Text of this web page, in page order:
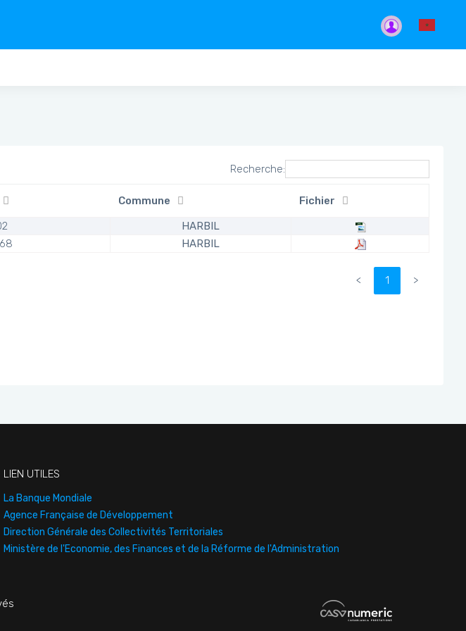
Recherche:
Commune
Fichier
HARBIL
HARBIL
< 1 >
LIEN UTILES
La Banque Mondiale
Agence Française de Développement
Direction Générale des Collectivités Territoriales
Ministère de l'Economie, des Finances et de la Réforme de l'Administration